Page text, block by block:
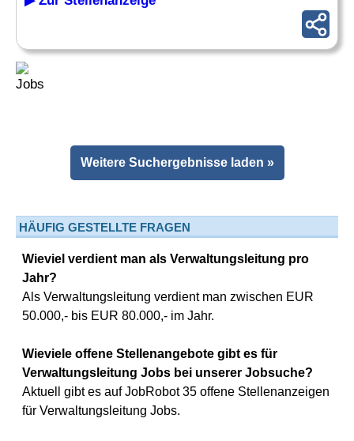
Weitere Suchergebnisse laden »
HÄUFIG GESTELLTE FRAGEN
Wieviel verdient man als Verwaltungsleitung pro
Jahr?
Als Verwaltungsleitung verdient man zwischen EUR
50.000,- bis EUR 80.000,- im Jahr.
Wieviele offene Stellenangebote gibt es für
Verwaltungsleitung Jobs bei unserer Jobsuche?
Aktuell gibt es auf JobRobot 35 offene Stellenanzeigen
für Verwaltungsleitung Jobs.